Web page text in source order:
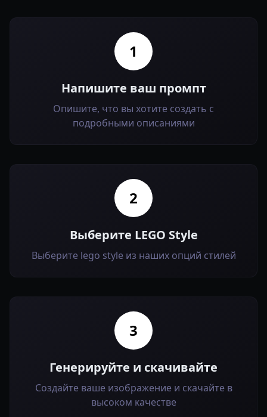
1
Напишите ваш промпт
Опишите, что вы хотите создать с
подробными описаниями
2
Выберите LEGO Style
Выберите lego style из наших опций стилей
3
Генерируйте и скачивайте
Создайте ваше изображение и скачайте в
высоком качестве